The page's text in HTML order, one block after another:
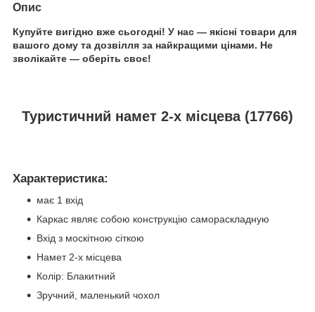
Опис
Купуйте вигідно вже сьогодні! У нас — якісні товари для
вашого дому та дозвілля за найкращими цінами. Не
зволікайте — оберіть своє!
Туристичний намет 2-х місцева (17766)
Характеристика:
має 1 вхід
Каркас являє собою конструкцію самораскладную
Вхід з москітною сіткою
Намет 2-х місцева
Колір: Блакитний
Зручний, маленький чохол